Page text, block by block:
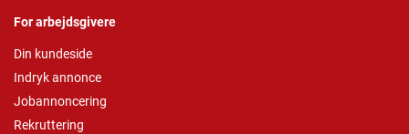
For arbejdsgivere
Din kundeside
Indryk annonce
Jobannoncering
Rekruttering